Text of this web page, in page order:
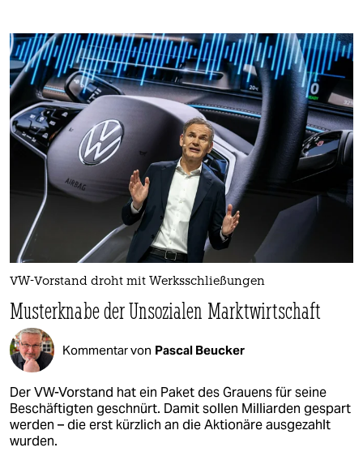
VW-Vorstand droht mit Werksschließungen
Musterknabe der Unsozialen Marktwirtschaft
Kommentar von Pascal Beucker
Der VW-Vorstand hat ein Paket des Grauens für seine
Beschäftigten geschnürt. Damit sollen Milliarden gespart
werden – die erst kürzlich an die Aktionäre ausgezahlt
wurden.